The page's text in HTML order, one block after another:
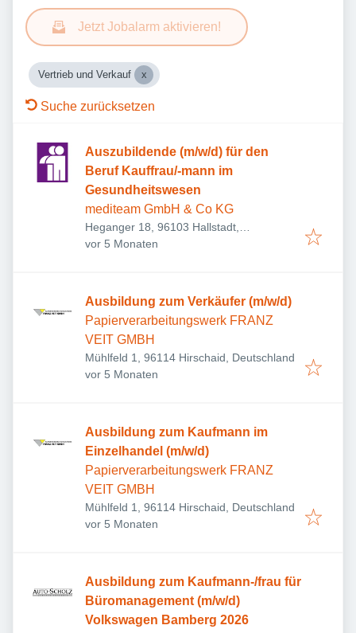
Jetzt Jobalarm aktivieren!
Vertrieb und Verkauf
Suche zurücksetzen
Auszubildende (m/w/d) für den
Beruf Kauffrau/-mann im
Gesundheitswesen
mediteam GmbH & Co KG
Heganger 18, 96103 Hallstadt,
Deutschland
Veröffentlicht:
vor 5 Monaten
Ausbildung zum Verkäufer (m/w/d)
Papierverarbeitungswerk FRANZ
VEIT GMBH
Mühlfeld 1, 96114 Hirschaid, Deutschland
Veröffentlicht:
vor 5 Monaten
Ausbildung zum Kaufmann im
Einzelhandel (m/w/d)
Papierverarbeitungswerk FRANZ
VEIT GMBH
Mühlfeld 1, 96114 Hirschaid, Deutschland
Veröffentlicht:
vor 5 Monaten
Ausbildung zum Kaufmann-/frau für
Büromanagement (m/w/d)
Volkswagen Bamberg 2026